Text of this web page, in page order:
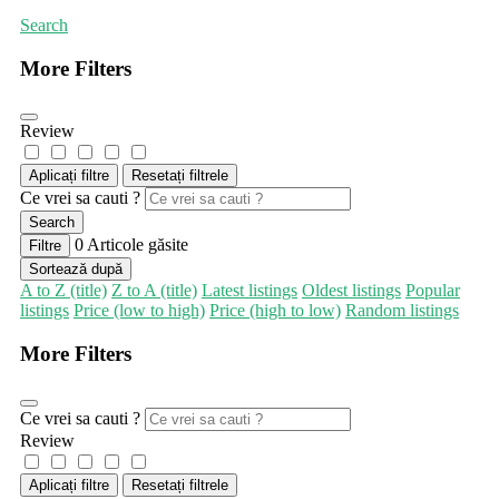
Search
More Filters
Review
Aplicați filtre Resetați filtrele
Ce vrei sa cauti ?
Search
Filtre
0 Articole găsite
Sortează după
A to Z (title) Z to A (title) Latest listings Oldest listings Popular
listings Price (low to high) Price (high to low) Random listings
More Filters
Ce vrei sa cauti ?
Review
Aplicați filtre Resetați filtrele